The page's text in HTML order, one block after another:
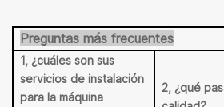
Preguntas más frecuentes
1, ¿cuáles son sus
servicios de instalación
para la máquina
2, ¿qué